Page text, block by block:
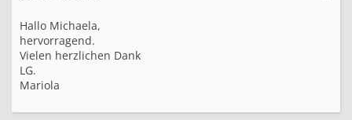
Hallo Michaela,
hervorragend.
Vielen herzlichen Dank
LG.
Mariola